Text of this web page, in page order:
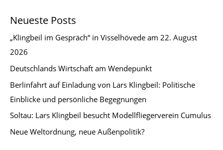
Neueste Posts
„Klingbeil im Gespräch“ in Visselhövede am 22. August
2026
Deutschlands Wirtschaft am Wendepunkt
Berlinfahrt auf Einladung von Lars Klingbeil: Politische
Einblicke und persönliche Begegnungen
Soltau: Lars Klingbeil besucht Modellfliegerverein Cumulus
Neue Weltordnung, neue Außenpolitik?